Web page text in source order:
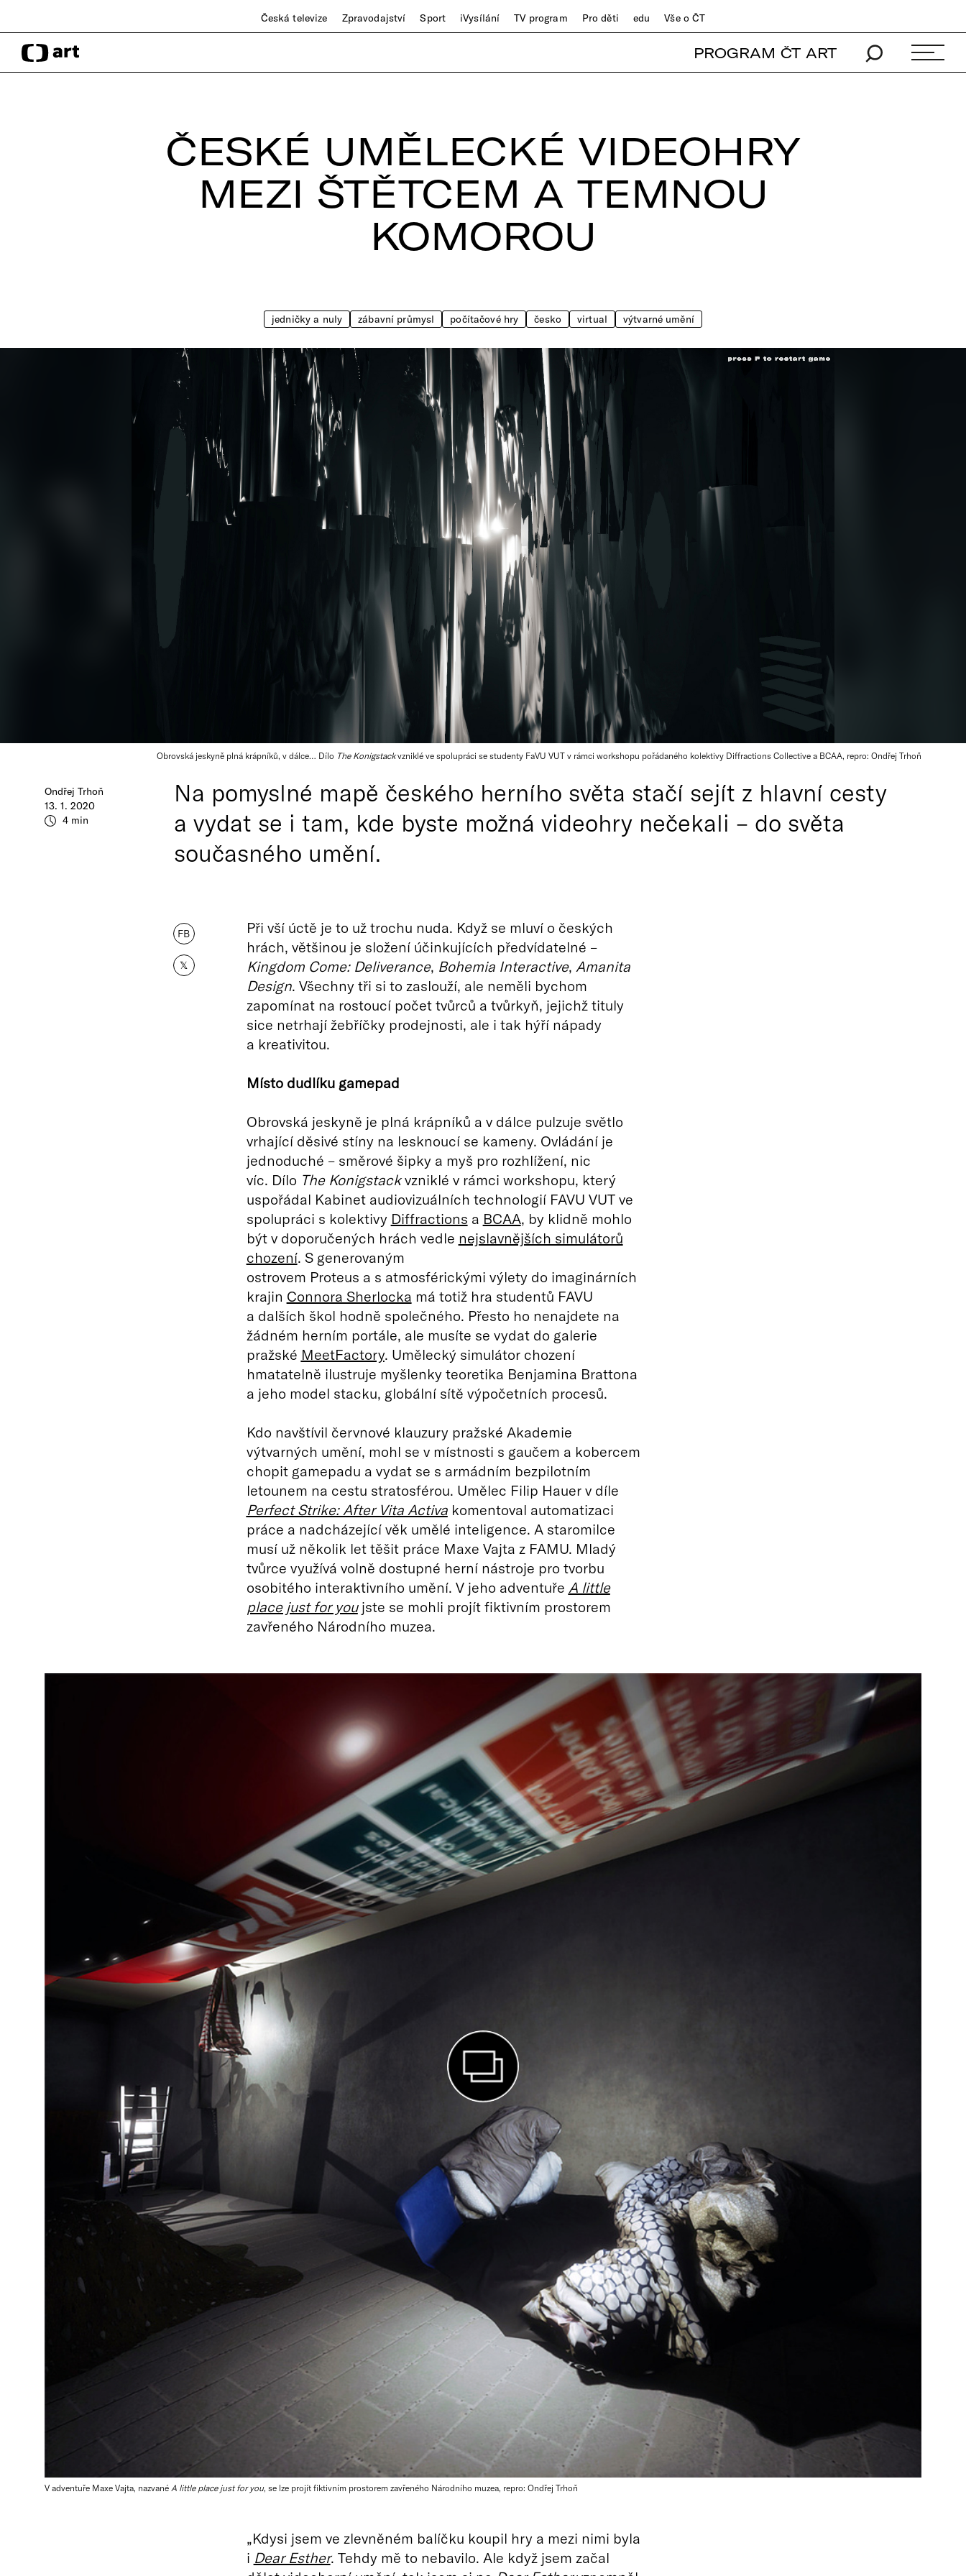
Česká televize Zpravodajství Sport iVysílání TV program Pro děti edu Vše o ČT
PROGRAM ČT ART
ČESKÉ UMĚLECKÉ VIDEOHRY
MEZI ŠTĚTCEM A TEMNOU
KOMOROU
jedničky a nuly zábavní průmysl počítačové hry česko virtual výtvarné umění
Obrovská jeskyně plná krápníků, v dálce… Dílo The Konigstackvzniklé ve spolupráci se studenty FaVU VUT v rámci workshopu pořádaného kolektivy Diffractions Collective a BCAA, repro: Ondřej Trhoň
Ondřej Trhoň
13. 1. 2020
4 min
Na pomyslné mapě českého herního světa stačí sejít z hlavní cesty
a vydat se i tam, kde byste možná videohry nečekali – do světa
současného umění.
FB
𝕏
Při vší úctě je to už trochu nuda. Když se mluví o českých
hrách, většinou je složení účinkujících předvídatelné –
Kingdom Come: Deliverance, Bohemia Interactive, Amanita
Design. Všechny tři si to zaslouží, ale neměli bychom
zapomínat na rostoucí počet tvůrců a tvůrkyň, jejichž tituly
sice netrhají žebříčky prodejnosti, ale i tak hýří nápady
a kreativitou.
Místo dudlíku gamepad
Obrovská jeskyně je plná krápníků a v dálce pulzuje světlo
vrhající děsivé stíny na lesknoucí se kameny. Ovládání je
jednoduché – směrové šipky a myš pro rozhlížení, nic
víc. Dílo The Konigstackvzniklé v rámci workshopu, který
uspořádal Kabinet audiovizuálních technologií FAVU VUT ve
spolupráci s kolektivy Diffractions a BCAA, by klidně mohlo
být v doporučených hrách vedle nejslavnějších simulátorů
chození. S generovaným
ostrovem Proteus a s atmosférickými výlety do imaginárních
krajin Connora Sherlocka má totiž hra studentů FAVU
a dalších škol hodně společného. Přesto ho nenajdete na
žádném herním portále, ale musíte se vydat do galerie
pražské MeetFactory. Umělecký simulátor chození
hmatatelně ilustruje myšlenky teoretika Benjamina Brattona
a jeho model stacku, globální sítě výpočetních procesů.
Kdo navštívil červnové klauzury pražské Akademie
výtvarných umění, mohl se v místnosti s gaučem a kobercem
chopit gamepadu a vydat se s armádním bezpilotním
letounem na cestu stratosférou. Umělec Filip Hauer v díle
Perfect Strike: After Vita Activakomentoval automatizaci
práce a nadcházející věk umělé inteligence. A staromilce
musí už několik let těšit práce Maxe Vajta z FAMU. Mladý
tvůrce využívá volně dostupné herní nástroje pro tvorbu
osobitého interaktivního umění. V jeho adventuře A little
place just for youjste se mohli projít fiktivním prostorem
zavřeného Národního muzea.
V adventuře Maxe Vajta, nazvané A little place just for you, se lze projít fiktivním prostorem zavřeného Národního muzea, repro: Ondřej Trhoň
„Kdysi jsem ve zlevněném balíčku koupil hry a mezi nimi byla
i Dear Esther. Tehdy mě to nebavilo. Ale když jsem začal